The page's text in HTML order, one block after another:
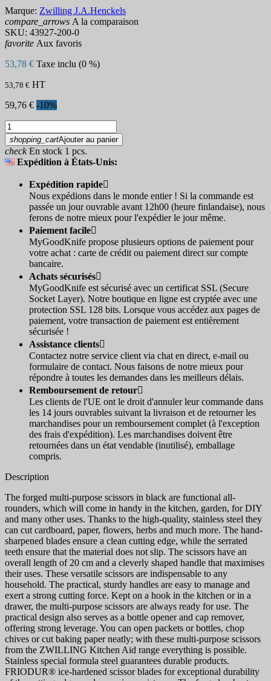
Marque: Zwilling J.A.Henckels
compare_arrows A la comparaison
SKU: 43927-200-0
favorite Aux favoris
53,78 € Taxe inclu (0 %)
53,78 € HT
59,76 € -10%
shopping_cartAjouter au panier
checkEn stock 1 pcs.
Expédition à États-Unis:
Expédition rapide
Nous expédions dans le monde entier ! Si la commande est
passée un jour ouvrable avant 12h00 (heure finlandaise), nous
ferons de notre mieux pour l'expédier le jour même.
Paiement facile
MyGoodKnife propose plusieurs options de paiement pour
votre achat : carte de crédit ou paiement direct sur compte
bancaire.
Achats sécurisés
MyGoodKnife est sécurisé avec un certificat SSL (Secure
Socket Layer). Notre boutique en ligne est cryptée avec une
protection SSL 128 bits. Lorsque vous accédez aux pages de
paiement, votre transaction de paiement est entièrement
sécurisée !
Assistance clients
Contactez notre service client via chat en direct, e-mail ou
formulaire de contact. Nous faisons de notre mieux pour
répondre à toutes les demandes dans les meilleurs délais.
Remboursement de retour
Les clients de l'UE ont le droit d'annuler leur commande dans
les 14 jours ouvrables suivant la livraison et de retourner les
marchandises pour un remboursement complet (à l'exception
des frais d'expédition). Les marchandises doivent être
retournées dans un état vendable (inutilisé), emballage
compris.
Description
The forged multi-purpose scissors in black are functional all-
rounders, which will come in handy in the kitchen, garden, for DIY
and many other uses. Thanks to the high-quality, stainless steel they
can cut cardboard, paper, flowers, herbs and much more. The hand-
sharpened blades ensure a clean cutting edge, while the serrated
teeth ensure that the material does not slip. The scissors have an
overall length of 20 cm and a cleverly shaped handle that maximises
their uses. These versatile scissors are indispensable to any
household. The practical, sturdy handles are easy to manage and
exert a strong cutting force. Kept on a hook in the kitchen or in a
drawer, the multi-purpose scissors are always ready for use. The
practical design also serves as a bottle opener and cap remover,
offering strong leverage. You can open packets or bottles, chop
chives or cut baking paper neatly; with these multi-purpose scissors
from the ZWILLING Kitchen Aid range everything is possible.
Stainless special formula steel guarantees durable products.
FRIODUR® ice-hardened scissor blades for exceptional durability